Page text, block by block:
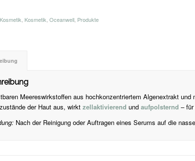
Kosmetik Kosmetik ,Oceanwell Produkte
Meereswirkstoffen aus hochkonzentriertem Algenextrakt
der Haut aus, wirktzellaktivierend undaufpolsternd –
Nach der Reinigung oder Auftragen eines Serums auf die